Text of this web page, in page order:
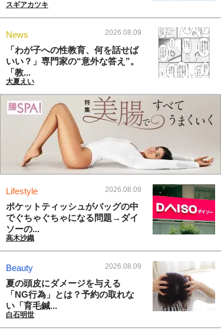
スギアカツキ
News 2026.08.09
「わが子への性教育、何を話せば
いい？」専門家の“意外な答え”。
「教...
大夏えい
Lifestyle 2026.08.09
ポケットティッシュがバッグの中
でぐちゃぐちゃになる問題→ダイ
ソーの...
高木沙織
Beauty 2026.08.09
夏の頭皮にダメージを与える
「NG行為」とは？予約の取れな
い「育毛鍼...
白石明世